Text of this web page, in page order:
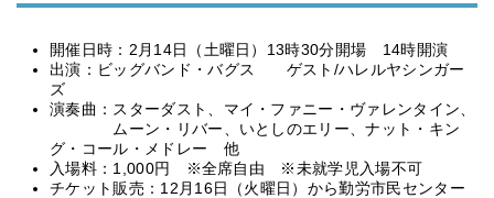
開催日時：2月14日（土曜日）13時30分開場 14時開演
出演：ビッグバンド・バグス ゲスト/ハレルヤシンガー
ズ
演奏曲：スターダスト、マイ・ファニー・ヴァレンタイン、
ムーン・リバー、いとしのエリー、ナット・キン
グ・コール・メドレー 他
入場料：1,000円 ※全席自由 ※未就学児入場不可
チケット販売：12月16日（火曜日）から勤労市民センター